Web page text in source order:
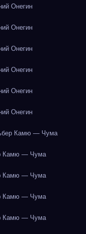
Онегин
Онегин
Онегин
Онегин
Онегин
Онегин
Камю — Чума
Камю — Чума
Камю — Чума
Камю — Чума
Камю — Чума